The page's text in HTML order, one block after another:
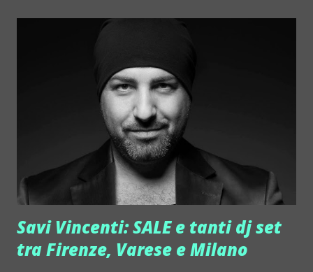
Sin dall'infanzia si appassiona alla musica. Le sue
energia. Tutto questo le ha spianato la strada verso fashion
club, party e diversi festival importanti ad ogni latitudine ed
ospitate in Asia, Africa, Europa: dall'Italia alla Francia fino a
Thailandia, Egitto, Marocco,
https://www.facebook.com/helixy.official/ In console al
Pelledoca Milano l'1 ottobre arrivano sono pure Pe...
Savi Vincenti: SALE e tanti dj set
tra Firenze, Varese e Milano